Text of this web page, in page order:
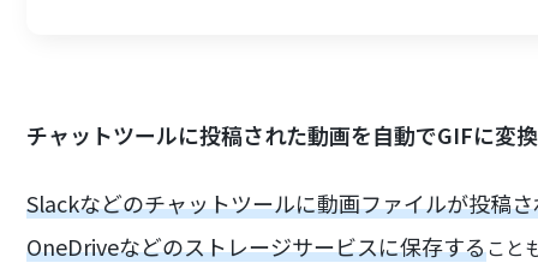
チャットツールに投稿された動画を自動でGIFに変
Slackなどのチャットツールに動画ファイルが投稿
OneDriveなどのストレージサービスに保存すること